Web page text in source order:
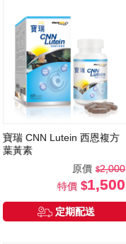
寶瑞 CNN Lutein 西恩複方
葉黃素
原價
2,000
特價
1,500
定期配送